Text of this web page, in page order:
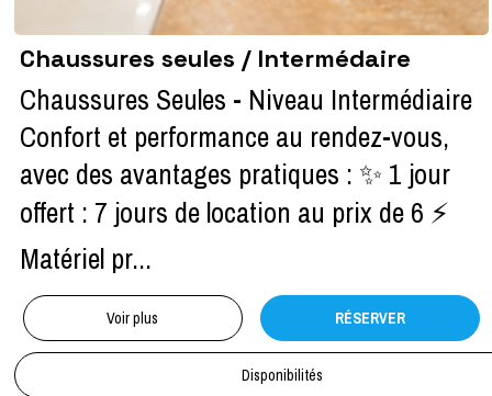
Chaussures seules / Intermédaire
Chaussures Seules - Niveau Intermédiaire
Confort et performance au rendez-vous,
avec des avantages pratiques : ✨ 1 jour
offert : 7 jours de location au prix de 6 ⚡
Matériel pr...
Voir plus RÉSERVER
Disponibilités